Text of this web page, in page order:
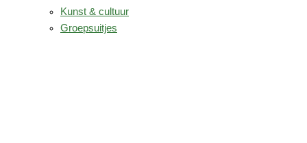
Kunst & cultuur
Groepsuitjes